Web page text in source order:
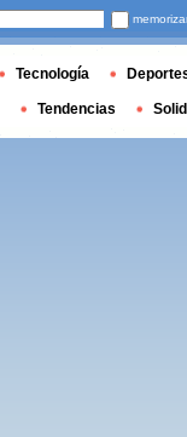
Tecnología
Tendencias